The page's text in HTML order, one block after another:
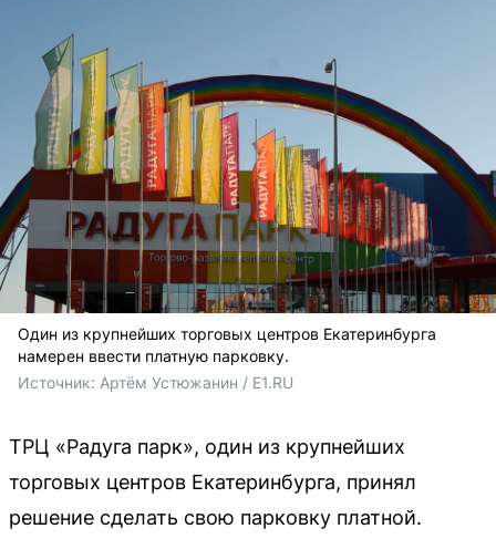
Один из крупнейших торговых центров Екатеринбурга
намерен ввести платную парковку.
Источник: Артём Устюжанин / E1.RU
ТРЦ «Радуга парк», один из крупнейших
торговых центров Екатеринбурга, принял
решение сделать свою парковку платной.